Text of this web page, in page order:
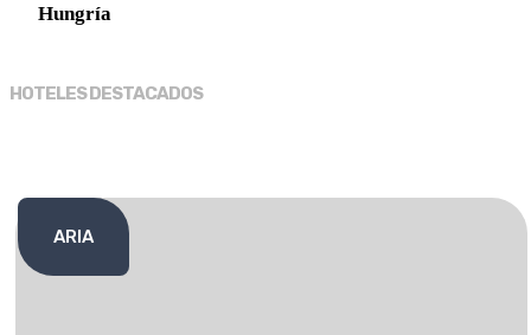
Hungría
HOTELES DESTACADOS
ARIA